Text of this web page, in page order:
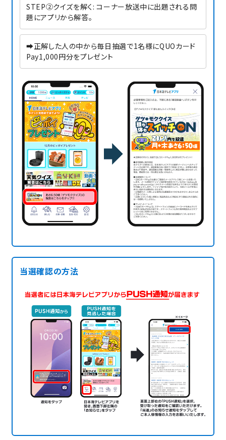
STEP②クイズを解く: コーナー放送中に出題される問
題にアプリから解答。
➡正解した人の中から毎日抽選で1名様にQUOカード
Pay1,000円分をプレゼント
当選確認の方法